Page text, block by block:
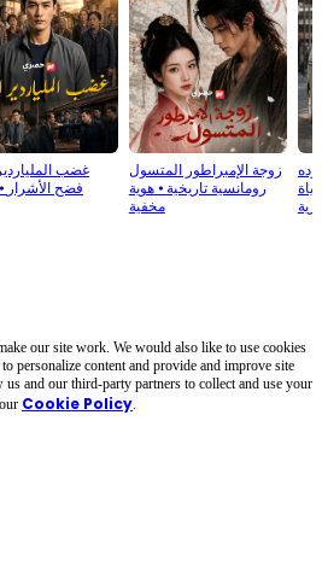
غضب
فضح الأشرار ⦁
زوجة الإمبراطور المتسول
رومانسية تاريخية ⦁هوية
مخفية
our site work. We would also like to use cookies
personalize content and provide and improve site
and our third-party partners to collect and use your
Cookie Policy.